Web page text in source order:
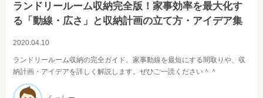
ランドリールーム収納完全版！家事効率を最大化す
る「動線・広さ」と収納計画の立て方・アイデア集
2020.04.10
ランドリールーム収納の完全ガイド。家事動線を最短にする間取りや、収
納計画・アイデアを詳しく解説します。ぜひご一読ください＾＾